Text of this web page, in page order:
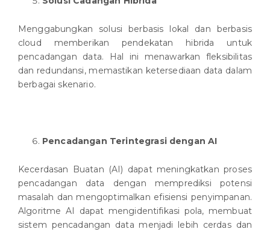
Menggabungkan solusi berbasis lokal dan berbasis
cloud memberikan pendekatan hibrida untuk
pencadangan data. Hal ini menawarkan fleksibilitas
dan redundansi, memastikan ketersediaan data dalam
berbagai skenario.
Pencadangan Terintegrasi dengan AI
Kecerdasan Buatan (AI) dapat meningkatkan proses
pencadangan data dengan memprediksi potensi
masalah dan mengoptimalkan efisiensi penyimpanan.
Algoritme AI dapat mengidentifikasi pola, membuat
sistem pencadangan data menjadi lebih cerdas dan